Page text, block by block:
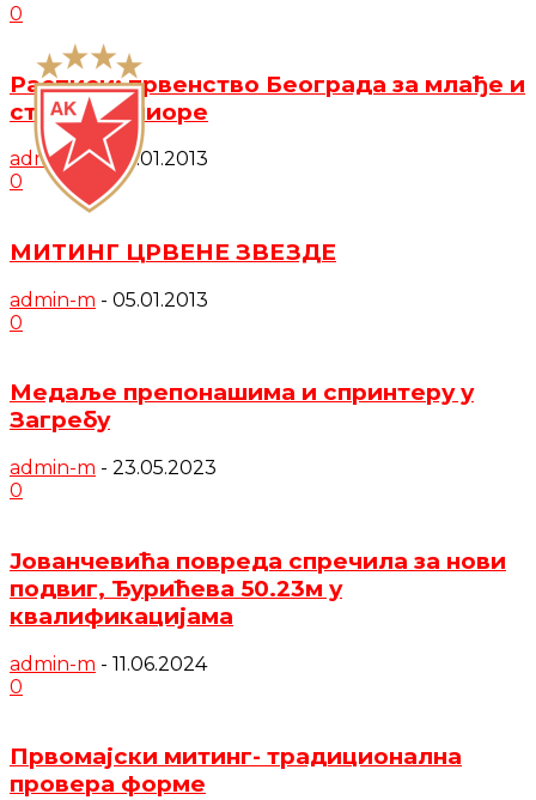
0
Расписи: првенство Београда за млађе и
старије јуниоре
admin-m - 22.01.2013
0
МИТИНГ ЦРВЕНЕ ЗВЕЗДЕ
admin-m - 05.01.2013
0
Медаље препонашима и спринтеру у
Загребу
admin-m - 23.05.2023
0
Јованчевића повреда спречила за нови
подвиг, Ђурићева 50.23м у
квалификацијама
admin-m - 11.06.2024
0
Првомајски митинг- традиционална
провера форме